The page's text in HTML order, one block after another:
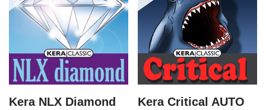
Kera NLX Diamond
Kera Critical AUTO